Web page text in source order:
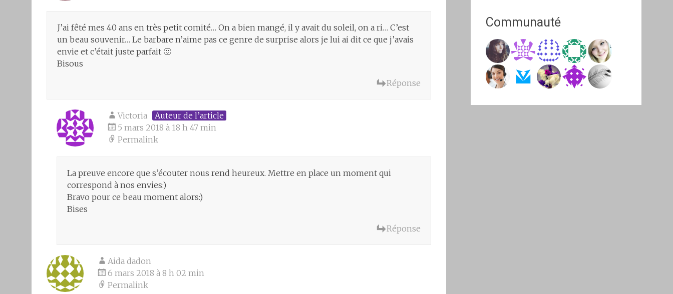
J’ai fêté mes 40 ans en très petit comité… On a bien mangé, il y avait du soleil, on a ri… C’est
un beau souvenir… Le barbare n’aime pas ce genre de surprise alors je lui ai dit ce que j’avais
envie et c’était juste parfait 🙂
Bisous
Réponse
Victoria
Auteur de l’article
5 mars 2018 à 18 h 47 min
Permalink
La preuve encore que s’écouter nous rend heureux. Mettre en place un moment qui
correspond à nos envies:)
Bravo pour ce beau moment alors:)
Bises
Réponse
Aida dadon
6 mars 2018 à 8 h 02 min
Permalink
Communauté